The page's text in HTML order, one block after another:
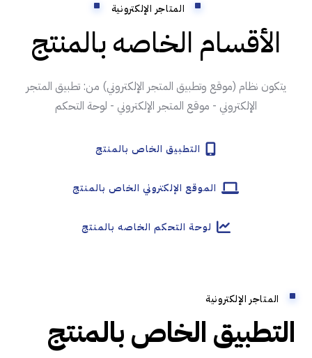
المتاجر الإلكترونية
الأقسام الخاصه بالمنتج
يتكون نظام (موقع وتطبيق المتجر الإلكتروني) من: تطبيق المتجر
الإلكتروني - موقع المتجر الإلكتروني - لوحة التحكم
التطبيق الخاص بالمنتج
الموقع الإلكتروني الخاص بالمنتج
لوحة التحكم الخاصه بالمنتج
المتاجر الإلكترونية
التطبيق الخاص بالمنتج